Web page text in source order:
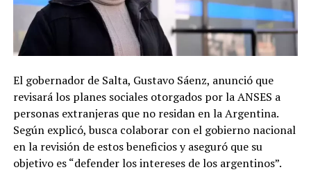
El gobernador de Salta, Gustavo Sáenz, anunció que
revisará los planes sociales otorgados por la ANSES a
personas extranjeras que no residan en la Argentina.
Según explicó, busca colaborar con el gobierno nacional
en la revisión de estos beneficios y aseguró que su
objetivo es “defender los intereses de los argentinos”.